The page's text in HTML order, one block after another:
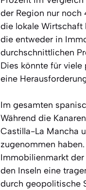
der Region nur noch
die lokale Wirtschaft
die entweder in
durchschnittlichen
Dies könnte für viele
eine
Im gesamten
Während die
Castilla-La Mancha
zugenommen
Immobilienmarkt der
den Inseln eine
durch geopolitische